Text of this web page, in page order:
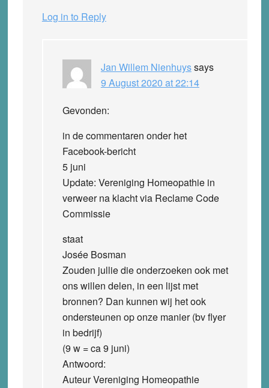
Log in to Reply
Jan Willem Nienhuyssays
9 August 2020 at 22:14
Gevonden:
in de commentaren onder het
Facebook-bericht
5 juni
Update: Vereniging Homeopathie in
verweer na klacht via Reclame Code
Commissie
staat
Josée Bosman
Zouden jullie die onderzoeken ook met
ons willen delen, in een lijst met
bronnen? Dan kunnen wij het ook
ondersteunen op onze manier (bv flyer
in bedrijf)
(9 w = ca 9 juni)
Antwoord:
Auteur Vereniging Homeopathie